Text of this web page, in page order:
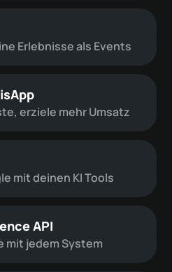
Erlebnisse als Events
erziele mehr Umsatz
mit deinen KI Tools
API
mit jedem System